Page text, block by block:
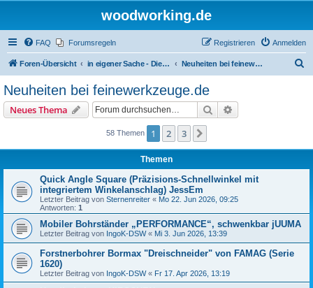
woodworking.de
FAQ Forumsregeln Anmelden
Registrieren
Foren-Übersicht in eigener Sache - Dieter Schmid Werkzeuge GmbH Neuheiten bei feinewerkzeuge.de
Neuheiten bei feinewerkzeuge.de
Neues Thema Suche
58 Themen 1 2 3
Themen
Quick Angle Square (Präzisions-Schnellwinkel mit
integriertem Winkelanschlag) JessEm
Letzter Beitrag von Sternenreiter « Mo 22. Jun 2026, 09:25
Antworten: 1
Mobiler Bohrständer „PERFORMANCE“, schwenkbar jUUMA
Letzter Beitrag von IngoK-DSW« Mi 3. Jun 2026, 13:39
Forstnerbohrer Bormax "Dreischneider" von FAMAG (Serie
1620)
Letzter Beitrag von IngoK-DSW« Fr 17. Apr 2026, 13:19